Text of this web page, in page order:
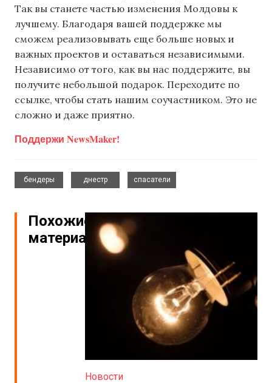
Так вы станете частью изменения Молдовы к
лучшему. Благодаря вашей поддержке мы
сможем реализовывать еще больше новых и
важных проектов и оставаться независимыми.
Независимо от того, как вы нас поддержите, вы
получите небольшой подарок. Переходите по
ссылке, чтобы стать нашим соучастником. Это не
сложно и даже приятно.
Поддержи NewsMaker!
бендеры
днестр
спасатели
Похожие
материалы
Новости